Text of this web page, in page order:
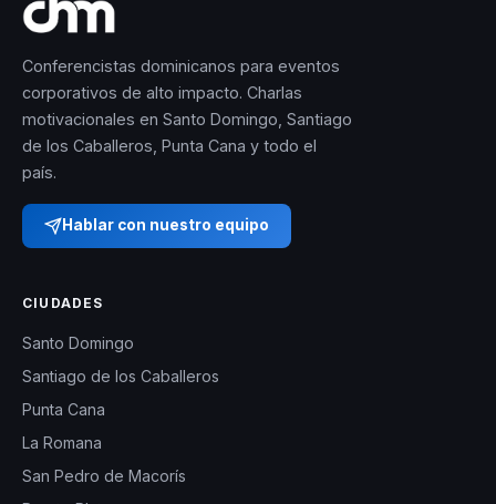
Conferencistas dominicanos para eventos
corporativos de alto impacto. Charlas
motivacionales en Santo Domingo, Santiago
de los Caballeros, Punta Cana y todo el
país.
Hablar con nuestro equipo
CIUDADES
Santo Domingo
Santiago de los Caballeros
Punta Cana
La Romana
San Pedro de Macorís